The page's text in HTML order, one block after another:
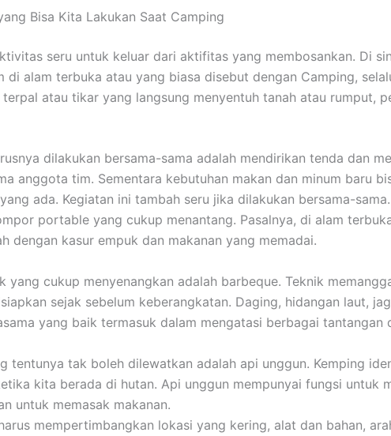
Bisa Kita Lakukan Saat Camping
seru untuk keluar dari aktifitas yang membosankan. Di
di alam terbuka atau yang biasa disebut dengan Camping,
atau tikar yang langsung menyentuh tanah atau rumput,
dilakukan bersama-sama adalah mendirikan tenda dan
anggota tim. Sementara kebutuhan makan dan minum baru
ada. Kegiatan ini tambah seru jika dilakukan bersama-
portable yang cukup menantang. Pasalnya, di alam
dengan kasur empuk dan makanan yang memadai.
yang cukup menyenangkan adalah barbeque. Teknik
sejak sebelum keberangkatan. Daging, hidangan laut,
yang baik termasuk dalam mengatasi berbagai tantangan
tentunya tak boleh dilewatkan adalah api unggun. Kemping
kita berada di hutan. Api unggun mempunyai fungsi
untuk memasak makanan.
mempertimbangkan lokasi yang kering, alat dan bahan,